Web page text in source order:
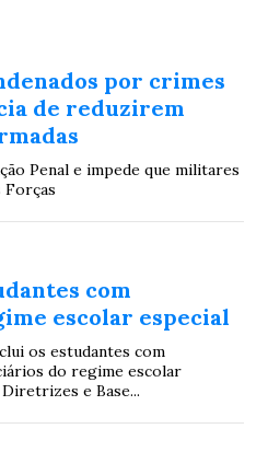
por crimes
de reduzirem
Penal e impede que militares
Forças
com
escolar especial
os estudantes com
do regime escolar
e Base...